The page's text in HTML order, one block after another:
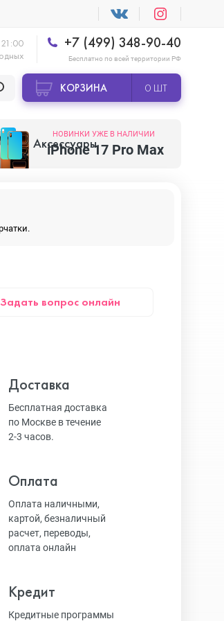
+7 (499) 348-90-40
Бесплатно по всей территории РФ
КОРЗИНА 0 ШТ
Аксессуары
Apple TV
Magic Keyboard
ЗУ и кабели
Игровые консоли
Ремешки для AW
НОВИНКИ УЖЕ В НАЛИЧИИ
iPhone 17 Pro Max
Задать вопрос онлайн
Доставка
Бесплатная доставка
по Москве в течение
2-3 часов.
Оплата
Оплата наличными,
картой, безналичный
расчет, переводы,
оплата онлайн
Кредит
Кредитные программы